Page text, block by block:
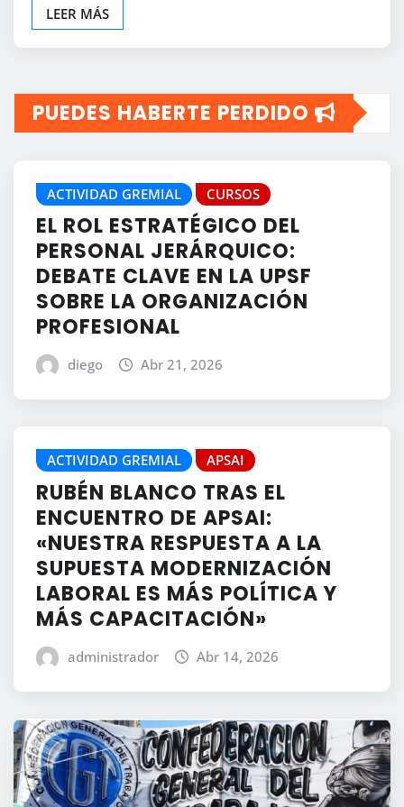
LEER MÁS
PUEDES HABERTE PERDIDO
ACTIVIDAD GREMIAL CURSOS
EL ROL ESTRATÉGICO DEL
PERSONAL JERÁRQUICO:
DEBATE CLAVE EN LA UPSF
SOBRE LA ORGANIZACIÓN
PROFESIONAL
diego Abr 21, 2026
ACTIVIDAD GREMIAL APSAI
RUBÉN BLANCO TRAS EL
ENCUENTRO DE APSAI:
«NUESTRA RESPUESTA A LA
SUPUESTA MODERNIZACIÓN
LABORAL ES MÁS POLÍTICA Y
MÁS CAPACITACIÓN»
administrador Abr 14, 2026